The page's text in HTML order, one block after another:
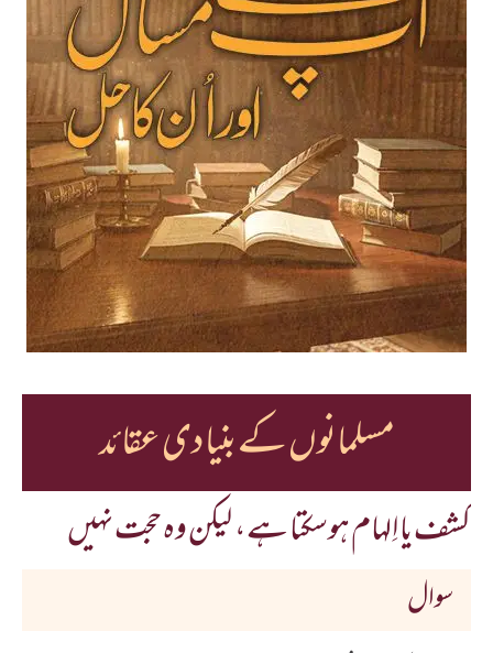
مسلمانوں کے بنیادی عقائد
کشف یا اِلہام ہوسکتا ہے، لیکن وہ حجت نہیں
سوال